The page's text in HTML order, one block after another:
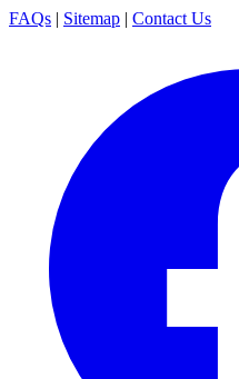
FAQs | Sitemap | Contact Us